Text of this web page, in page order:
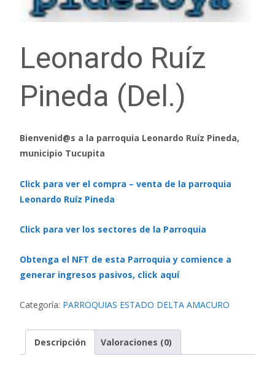
Leonardo Ruíz
Pineda (Del.)
Bienvenid@s a la parroquia Leonardo Ruíz Pineda,
municipio Tucupita
Click para ver el compra – venta de la parroquia
Leonardo Ruíz Pineda
Click para ver los sectores de la Parroquia
Obtenga el NFT de esta Parroquia y comience a
generar ingresos pasivos, click aquí
Categoría: PARROQUIAS ESTADO DELTA AMACURO
Descripción Valoraciones (0)